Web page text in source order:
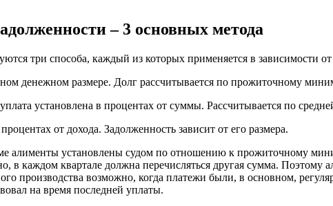
– 3 основных метода
три способа, каждый из которых применяется в зависимости
денежном размере. Долг рассчитывается по прожиточному
установлена в процентах от суммы. Рассчитывается по
от дохода. Задолженность зависит от его размера.
алименты установлены судом по отношению к прожиточному
в каждом квартале должна перечисляться другая сумма.
производства возможно, когда платежи были, в основном,
на время последней уплаты.